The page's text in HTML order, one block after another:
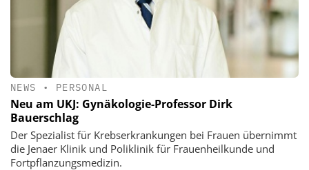
NEWS • PERSONAL
Neu am UKJ: Gynäkologie-Professor Dirk
Bauerschlag
Der Spezialist für Krebserkrankungen bei Frauen übernimmt
die Jenaer Klinik und Poliklinik für Frauenheilkunde und
Fortpflanzungsmedizin.